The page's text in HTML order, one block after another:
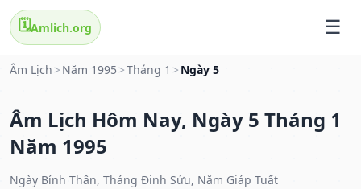
🗓️Amlich.org
Âm Lịch > Năm 1995 >Tháng 1 > Ngày 5
Âm Lịch Hôm Nay, Ngày 5 Tháng 1
Năm 1995
Ngày Bính Thân, Tháng Đinh Sửu, Năm Giáp Tuất